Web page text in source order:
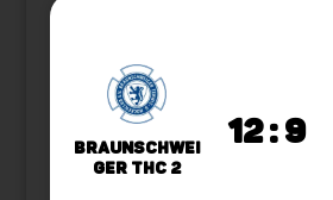
Braunschwei
ger THC 2
12 : 9